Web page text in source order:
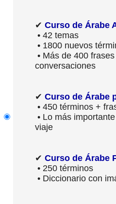
✔ Curso de Árabe
• 42 temas
• 1800 nuevos
• Más de 400
conversaciones
✔ Curso de Árabe
• 450 términos +
• Lo más
viaje
✔ Curso de Árabe
• 250 términos
• Diccionario con